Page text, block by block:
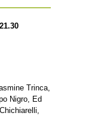
Trinca,
Nigro, Ed